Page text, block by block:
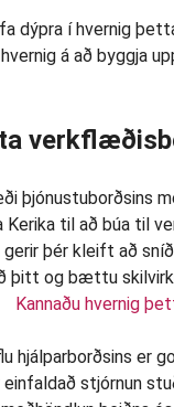
dýpra í hvernig
á að byggja
Kannaðu hvernig
er
stjórnun